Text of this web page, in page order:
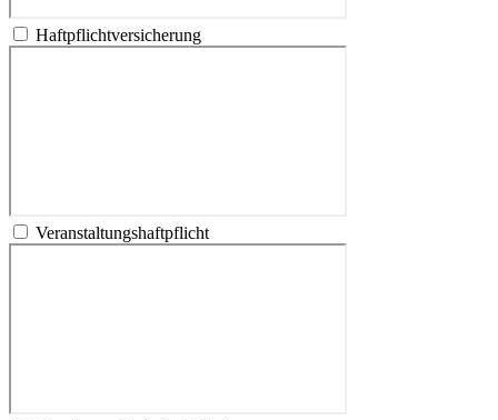
Haftpflichtversicherung
Veranstaltungshaftpflicht